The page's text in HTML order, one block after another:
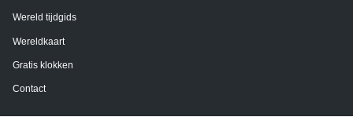
Wereld tijdgids
Wereldkaart
Gratis klokken
Contact